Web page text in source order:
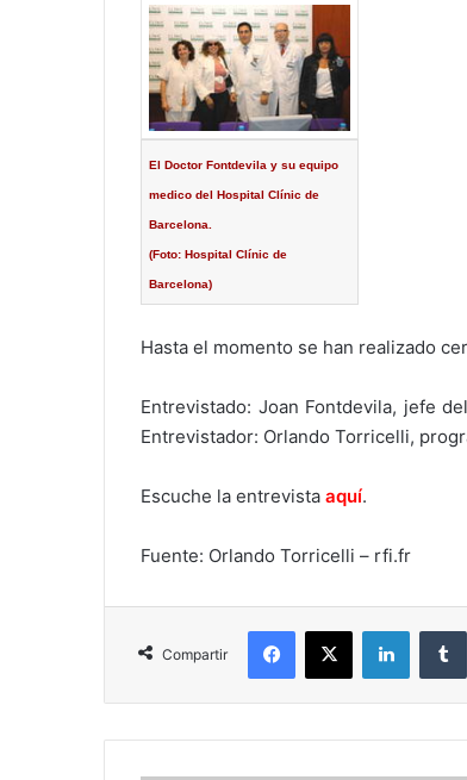
El Doctor Fontdevila y su equipo
medico del Hospital Clínic de
Barcelona.
(Foto: Hospital Clínic de
Barcelona)
Hasta el momento se han realizado
Entrevistado: Joan Fontdevila, jefe
Entrevistador: Orlando Torricelli,
Escuche la entrevista aquí.
Fuente: Orlando Torricelli – rfi.fr
Compartir
Facebook
X LinkedIn